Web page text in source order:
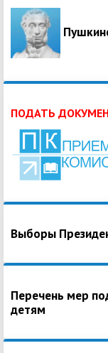
ПОДАТЬ
Выборы
Перечень мер
детям